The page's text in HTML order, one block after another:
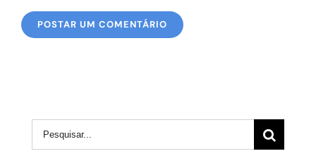
Buscar
resultados